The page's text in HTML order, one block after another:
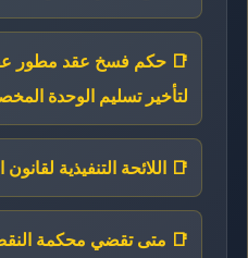
📑 حكم فسخ عقد مطور
لتأخير تسليم الوحدة
📑 اللائحة التنفيذية
📑 متى تقضي محكمة